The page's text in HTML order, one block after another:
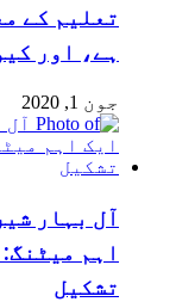
تعلیم کے
ہے، اور
جون 1, 2020
آل بہار
اہم
تشکیل